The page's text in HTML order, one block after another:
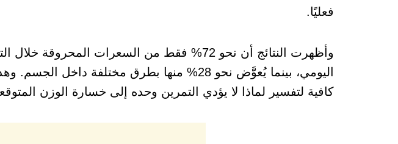
فعليًا.
وأظهرت النتائج أن نحو 72% فقط من السعرات
اليومي، بينما يُعوَّض نحو 28% منها بطرق مختلفة
كافية لتفسير لماذا لا يؤدي التمرين وحده إلى خسارة الوزن